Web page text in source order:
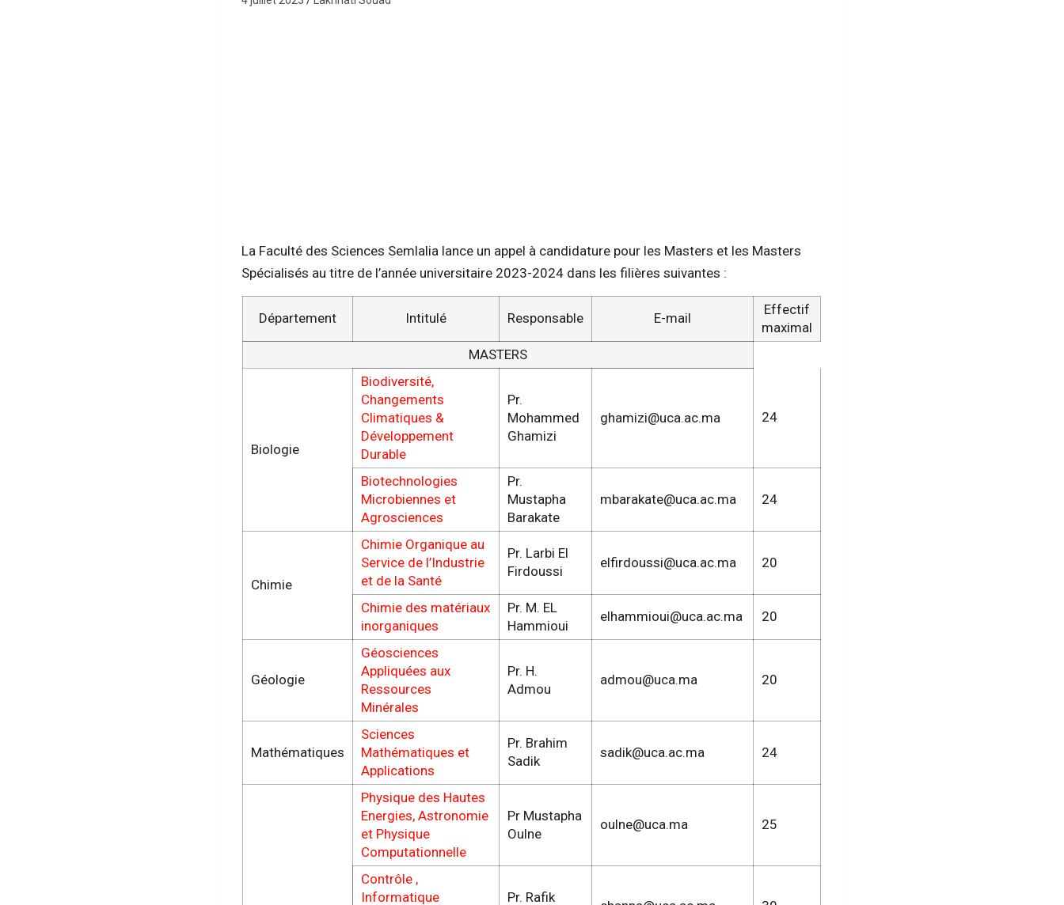
La Faculté des Sciences Semlalia lance un appel à candidature pour les Masters et les Masters
Spécialisés au titre de l’année universitaire 2023-2024 dans les filières suivantes :
Département Intitulé Responsable E-mail
Effectif
maximal
MASTERS
Biologie
Biodiversité,
Changements
Climatiques &
Développement
Durable
Pr.
Mohammed
Ghamizi
ghamizi@uca.ac.ma 24
Biotechnologies
Microbiennes et
Agrosciences
Pr.
Mustapha
Barakate
mbarakate@uca.ac.ma 24
Chimie
Chimie Organique au
Service de l’Industrie
et de la Santé
Pr. Larbi El
Firdoussi
elfirdoussi@uca.ac.ma 20
Chimie des matériaux
inorganiques
Pr. M. EL
Hammioui
elhammioui@uca.ac.ma 20
Géologie
Géosciences
Appliquées aux
Ressources
Minérales
Pr. H.
Admou
admou@uca.ma 20
Mathématiques
Sciences
Mathématiques et
Applications
Pr. Brahim
Sadik
sadik@uca.ac.ma 24
Physique des Hautes
Energies, Astronomie
et Physique
Computationnelle
Pr Mustapha
Oulne
oulne@uca.ma 25
Contrôle ,
Informatique
Pr. Rafik